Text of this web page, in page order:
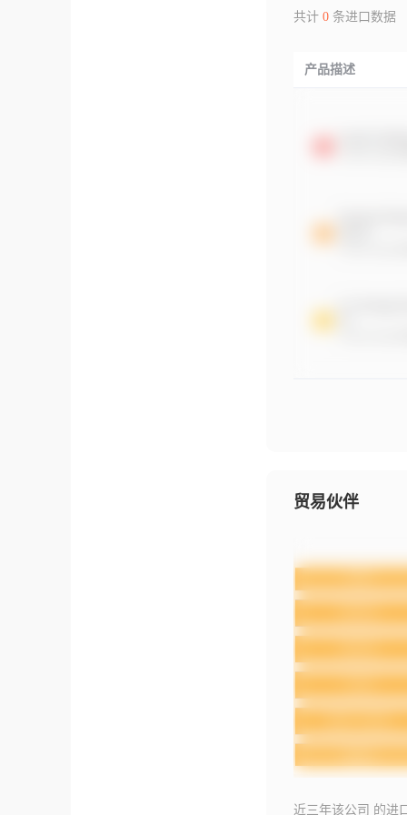
共计 0条进口数据
产品描述
贸易伙伴
近三年该公司 的进